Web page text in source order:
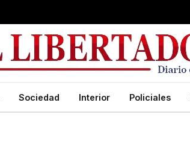
Sociedad Interior Policiales